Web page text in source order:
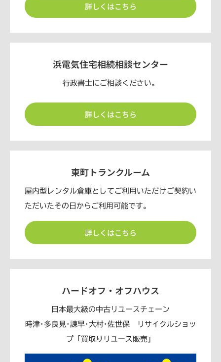
詳しくはこちら
浜電気住宅相続相談センター
行政書士にご相談ください。
詳しくはこちら
東町トランクルーム
屋内型レンタル倉庫としてご利用いただけご契約い
ただいたその日からご利用可能です。
詳しくはこちら
ハードオフ・オフハウス
日本最大級の中古リユースチェーン
時津･多良見･諫早･大村･佐世保 リサイクルショッ
プ「買取りリユース販売」